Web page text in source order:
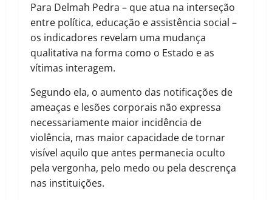
Para Delmah Pedra – que atua na interseção
entre política, educação e assistência social –
os indicadores revelam uma mudança
qualitativa na forma como o Estado e as
vítimas interagem.
Segundo ela, o aumento das notificações de
ameaças e lesões corporais não expressa
necessariamente maior incidência de
violência, mas maior capacidade de tornar
visível aquilo que antes permanecia oculto
pela vergonha, pelo medo ou pela descrença
nas instituições.